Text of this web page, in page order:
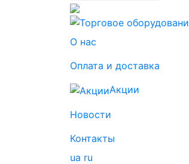
О нас
Оплата и доставка
Акции
Новости
Контакты
ua ru